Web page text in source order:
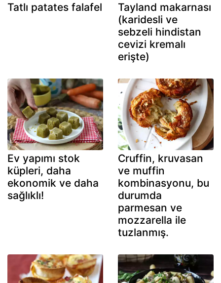
Tatlı patates falafel
Tayland makarnası
(karidesli ve
sebzeli hindistan
cevizi kremalı
erişte)
Ev yapımı stok
küpleri, daha
ekonomik ve daha
sağlıklı!
Cruffin, kruvasan
ve muffin
kombinasyonu, bu
durumda
parmesan ve
mozzarella ile
tuzlanmış.